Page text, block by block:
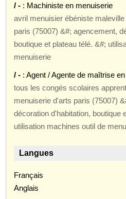
/ - : Machiniste en menuiserie
avril menuisier ébéniste
paris (75007) &#; agencement,
boutique et plateau télé. &#;
menuiserie
/ - : Agent / Agente de maîtrise
tous les congés scolaires
menuiserie d'arts paris (75007)
décoration d'habitation, boutique
utilisation machines outil de
Langues
Français
Anglais